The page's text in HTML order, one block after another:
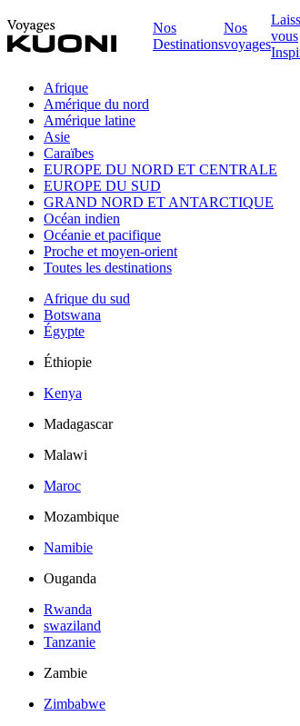
Nos
Destinations
Nos
voyages
vous
Afrique
Amérique du nord
Amérique latine
Asie
Caraïbes
EUROPE DU NORD ET CENTRALE
EUROPE DU SUD
GRAND NORD ET ANTARCTIQUE
Océan indien
Océanie et pacifique
Proche et moyen-orient
Toutes les destinations
Afrique du sud
Botswana
Égypte
Éthiopie
Kenya
Madagascar
Malawi
Maroc
Mozambique
Namibie
Ouganda
Rwanda
swaziland
Tanzanie
Zambie
Zimbabwe